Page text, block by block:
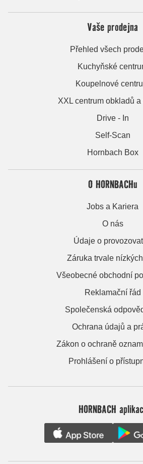
Vaše prodejna
Přehled všech
Kuchyňské
Koupelnové
XXL centrum obkladů
Drive - In
Self-Scan
Hornbach Box
O HORNBACHu
Jobs a Kariera
O nás
Údaje o
Záruka trvale
Všeobecné obchodní
Reklamační řád
Společenská
Ochrana údajů a
Zákon o ochraně
Prohlášení o
HORNBACH